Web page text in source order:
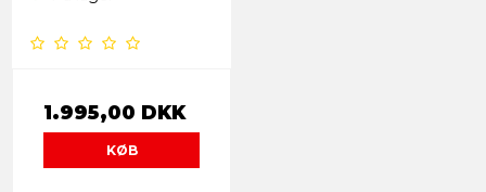
1.995,00 DKK
KØB